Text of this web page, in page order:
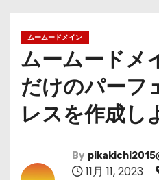
ムームードメイン
ムームードメ
だけのパーフ
レスを作成し
By
11月 11, 2023